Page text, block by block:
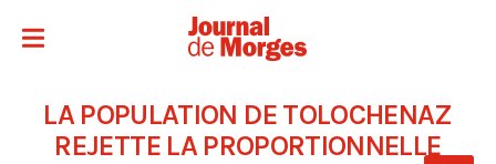
LA POPULATION DE TOLOCHENAZ
REJETTE LA PROPORTIONNELLE